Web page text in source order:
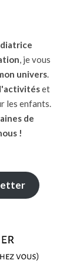
, je vous
univers.
et
les enfants.
de
!